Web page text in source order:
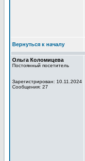
Вернуться к началу
Ольга Коломицева
Постоянный посетитель
Зарегистрирован: 10.11.2024
Сообщения: 27